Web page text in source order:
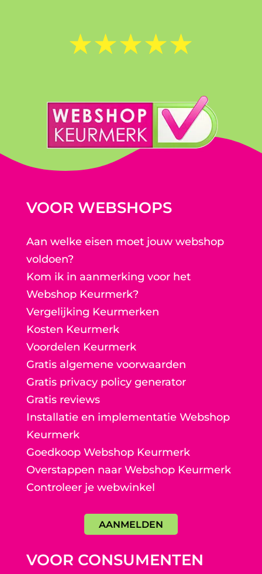
☆☆☆☆☆
VOOR WEBSHOPS
Aan welke eisen moet jouw webshop
voldoen?
Kom ik in aanmerking voor het
Webshop Keurmerk?
Vergelijking Keurmerken
Kosten Keurmerk
Voordelen Keurmerk
Gratis algemene voorwaarden
Gratis privacy policy generator
Gratis reviews
Installatie en implementatie Webshop
Keurmerk
Goedkoop Webshop Keurmerk
Overstappen naar Webshop Keurmerk
Controleer je webwinkel
AANMELDEN
VOOR CONSUMENTEN